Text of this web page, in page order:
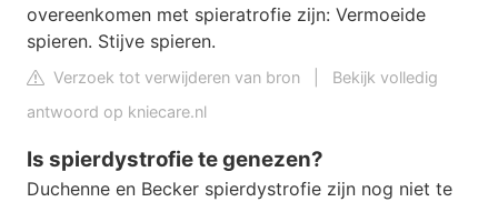
overeenkomen met spieratrofie zijn: Vermoeide
spieren. Stijve spieren.
Verzoek tot verwijderen van bron
Bekijk volledig
antwoord op kniecare.nl
Is spierdystrofie te genezen?
Duchenne en Becker spierdystrofie zijn nog niet te